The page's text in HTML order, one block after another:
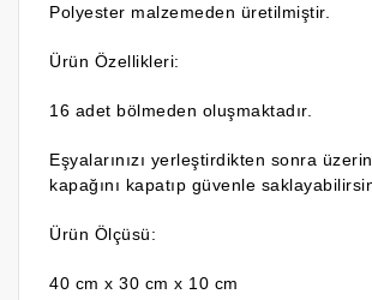
Polyester malzemeden üretilmiştir.
Ürün Özellikleri:
16 adet bölmeden oluşmaktadır.
Eşyalarınızı yerleştirdikten sonra
kapağını kapatıp güvenle
Ürün Ölçüsü:
40 cm x 30 cm x 10 cm